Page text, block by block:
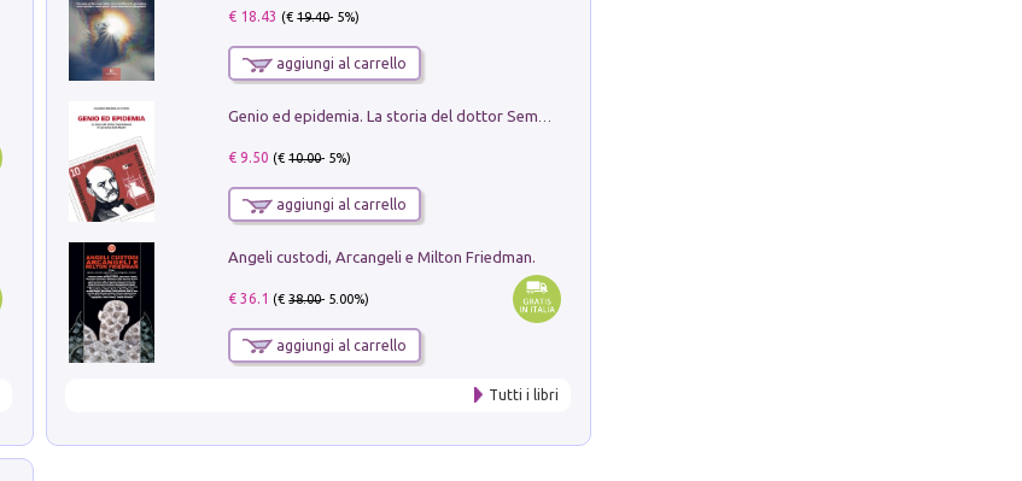
€ 18.43 (€19.40- 5%)
aggiungi al carrello
€ 9.50 (€10.00- 5%)
aggiungi al carrello
Angeli custodi, Arcangeli e Milton Friedman.
€ 36.1 (€38.00- 5.00%)
aggiungi al carrello
Tutti i libri